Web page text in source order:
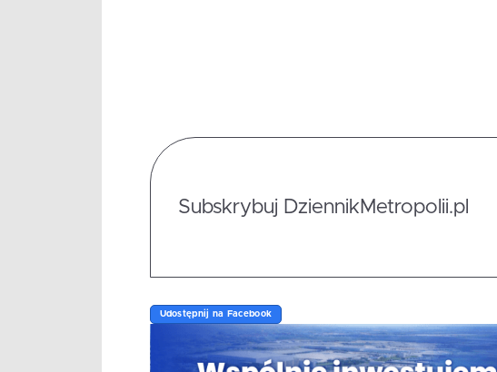
Subskrybuj DziennikMetropolii.pl
Udostępnij na Facebook